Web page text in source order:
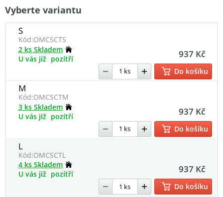
Vyberte variantu
S
Kód:OMCSCTS
937 Kč
2 ks Skladem
U vás již pozítří
Do košíku
M
Kód:OMCSCTM
937 Kč
3 ks Skladem
U vás již pozítří
Do košíku
L
Kód:OMCSCTL
937 Kč
4 ks Skladem
U vás již pozítří
Do košíku